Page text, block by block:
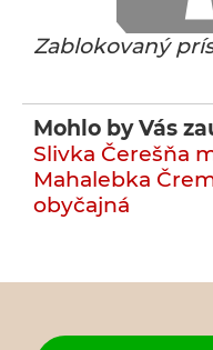
Zablokovaný
Mohlo by Vás
Slivka Čerešňa
Mahalebka
obyčajná